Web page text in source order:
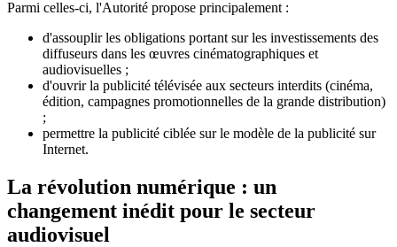
Parmi celles-ci, l'Autorité propose principalement :
d'assouplir les obligations portant sur les investissements des
diffuseurs dans les œuvres cinématographiques et
audiovisuelles ;
d'ouvrir la publicité télévisée aux secteurs interdits (cinéma,
édition, campagnes promotionnelles de la grande distribution)
;
permettre la publicité ciblée sur le modèle de la publicité sur
Internet.
La révolution numérique : un
changement inédit pour le secteur
audiovisuel